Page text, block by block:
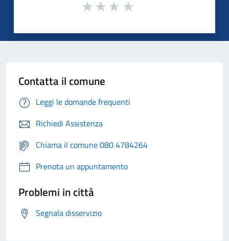
Contatta il comune
Leggi le domande frequenti
Richiedi Assistenza
Chiama il comune 080 4784264
Prenota un appuntamento
Problemi in città
Segnala disservizio